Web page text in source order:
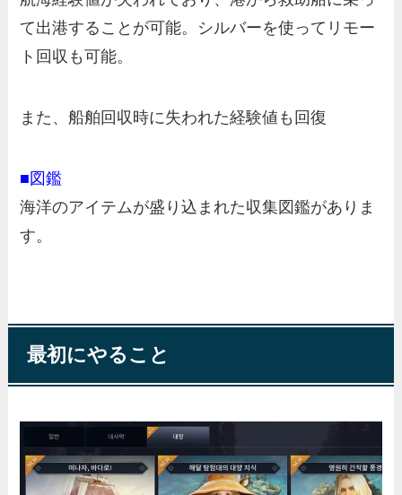
て出港することが可能。シルバーを使ってリモー
ト回収も可能。
また、船舶回収時に失われた経験値も回復
■図鑑
海洋のアイテムが盛り込まれた収集図鑑がありま
す。
最初にやること